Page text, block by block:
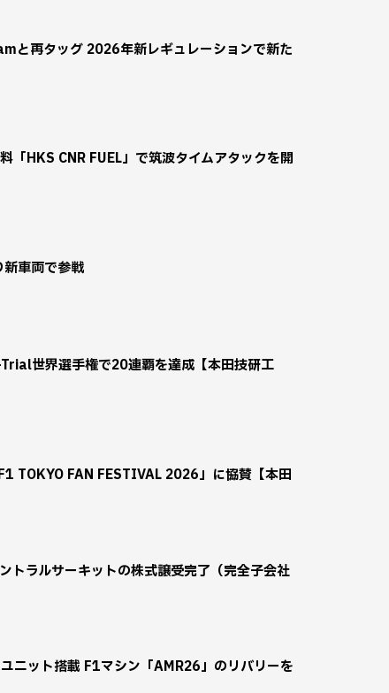
再タッグ 2026年新レギュレーションで新た
「HKS CNR FUEL」で筑波タイムアタックを開
車両で参戦
世界選手権で20連覇を達成【本田技研工
TOKYO FAN FESTIVAL 2026」に協賛【本田
トラルサーキットの株式譲受完了（完全子会社
ニット搭載 F1マシン「AMR26」のリバリーを